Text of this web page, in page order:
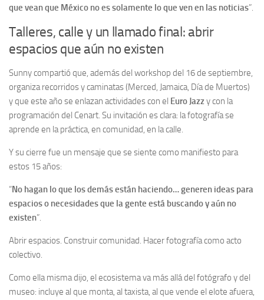
que vean que México no es solamente lo que ven en las noticias”.
Talleres, calle y un llamado final: abrir
espacios que aún no existen
Sunny compartió que, además del workshop del 16 de septiembre,
organiza recorridos y caminatas (Merced, Jamaica, Día de Muertos)
y que este año se enlazan actividades con el Euro Jazzy con la
programación del Cenart. Su invitación es clara: la fotografía se
aprende en la práctica, en comunidad, en la calle.
Y su cierre fue un mensaje que se siente como manifiesto para
estos 15 años:
“No hagan lo que los demás están haciendo… generen ideas para
espacios o necesidades que la gente está buscando y aún no
existen”.
Abrir espacios. Construir comunidad. Hacer fotografía como acto
colectivo.
Como ella misma dijo, el ecosistema va más allá del fotógrafo y del
museo: incluye al que monta, al taxista, al que vende el elote afuera,